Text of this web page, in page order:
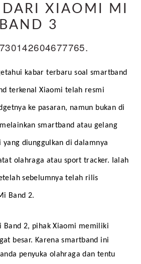
XIAOMI MI
BAND 3
kabar terbaru soal smartband
terkenal Xiaomi telah resmi
ke pasaran, namun bukan di
smartband atau gelang
diunggulkan di dalamnya
sebelumnya telah rilis
Band 2.
Band 2, pihak Xiaomi memiliki
besar. Karena smartband ini
penyuka olahraga dan tentu